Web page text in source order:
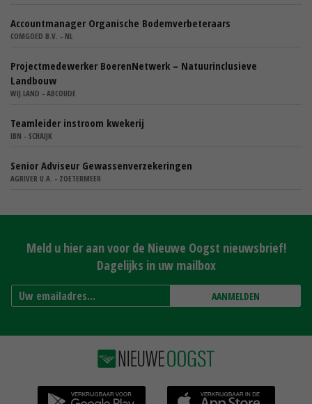
Accountmanager Organische Bodemverbeteraars
COMGOED B.V. - NL
Projectmedewerker BoerenNetwerk – Natuurinclusieve
Landbouw
WIJ.LAND - ABCOUDE
Teamleider instroom kwekerij
IBN - SCHAIJK
Senior Adviseur Gewassenverzekeringen
AGRIVER U.A. - ZOETERMEER
Meld u hier aan voor de Nieuwe Oogst nieuwsbrief!
Dagelijks in uw mailbox
AANMELDEN